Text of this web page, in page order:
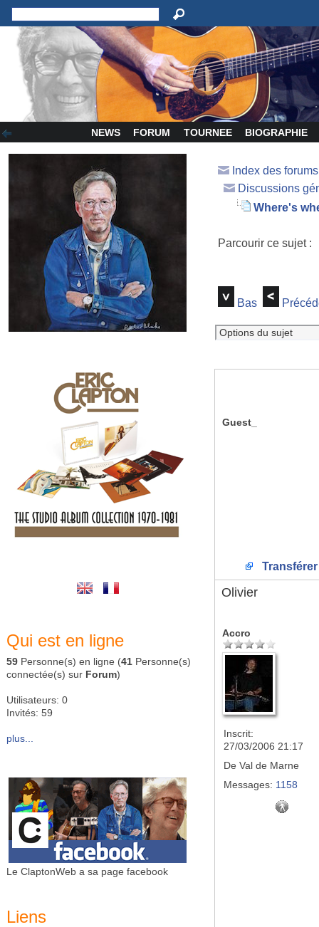
NEWS FORUM TOURNEE BIOGRAPHIE
Qui est en ligne
59 Personne(s) en ligne (41 Personne(s)
connectée(s) sur Forum)
Utilisateurs: 0
Invités: 59
plus...
Le ClaptonWeb a sa page facebook
Liens
Index des
Discussions
Where's
Parcourir ce sujet
Bas
Guest_
Transférer
Olivier
Accro
Inscrit:
27/03/2006 21:17
De Val de Marne
Messages: 1158